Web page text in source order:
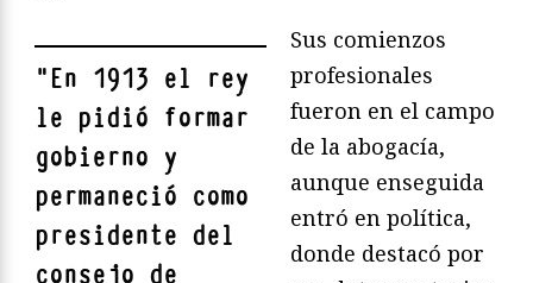
"En 1913 el rey
le pidió formar
gobierno y
permaneció como
presidente del
consejo de
Sus comienzos
profesionales
fueron en el campo
de la abogacía,
aunque enseguida
entró en política,
donde destacó por